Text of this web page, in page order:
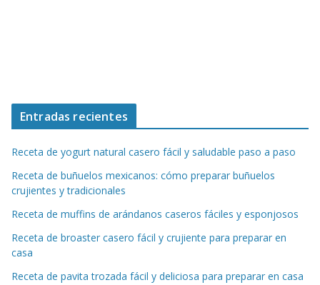
Entradas recientes
Receta de yogurt natural casero fácil y saludable paso a paso
Receta de buñuelos mexicanos: cómo preparar buñuelos
crujientes y tradicionales
Receta de muffins de arándanos caseros fáciles y esponjosos
Receta de broaster casero fácil y crujiente para preparar en
casa
Receta de pavita trozada fácil y deliciosa para preparar en casa